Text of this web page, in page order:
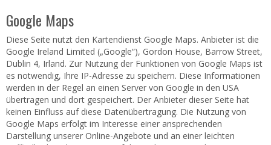
Google Maps
Diese Seite nutzt den Kartendienst Google Maps. Anbieter ist die
Google Ireland Limited („Google“), Gordon House, Barrow Street,
Dublin 4, Irland. Zur Nutzung der Funktionen von Google Maps ist
es notwendig, Ihre IP-Adresse zu speichern. Diese Informationen
werden in der Regel an einen Server von Google in den USA
übertragen und dort gespeichert. Der Anbieter dieser Seite hat
keinen Einfluss auf diese Datenübertragung. Die Nutzung von
Google Maps erfolgt im Interesse einer ansprechenden
Darstellung unserer Online-Angebote und an einer leichten